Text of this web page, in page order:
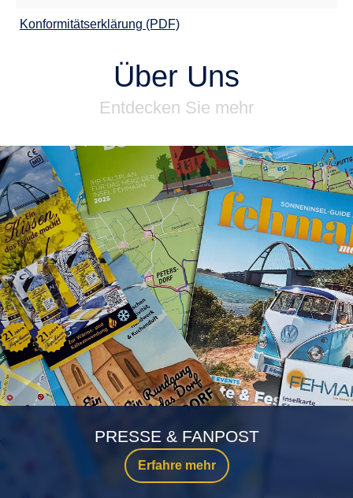
Konformitätserklärung (PDF)
Über Uns
Entdecken Sie mehr
Erfahre mehr
PRESSE & FANPOST